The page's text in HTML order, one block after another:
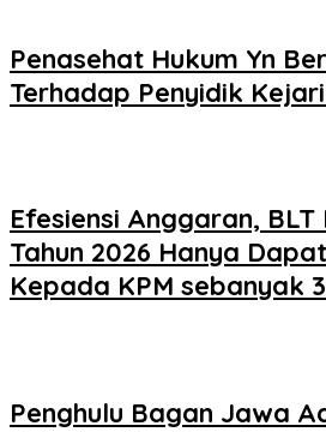
Penasehat Hukum Yn
Terhadap Penyidik
Efesiensi Anggaran, BLT
Tahun 2026 Hanya
Kepada KPM sebanyak
Penghulu Bagan Jawa